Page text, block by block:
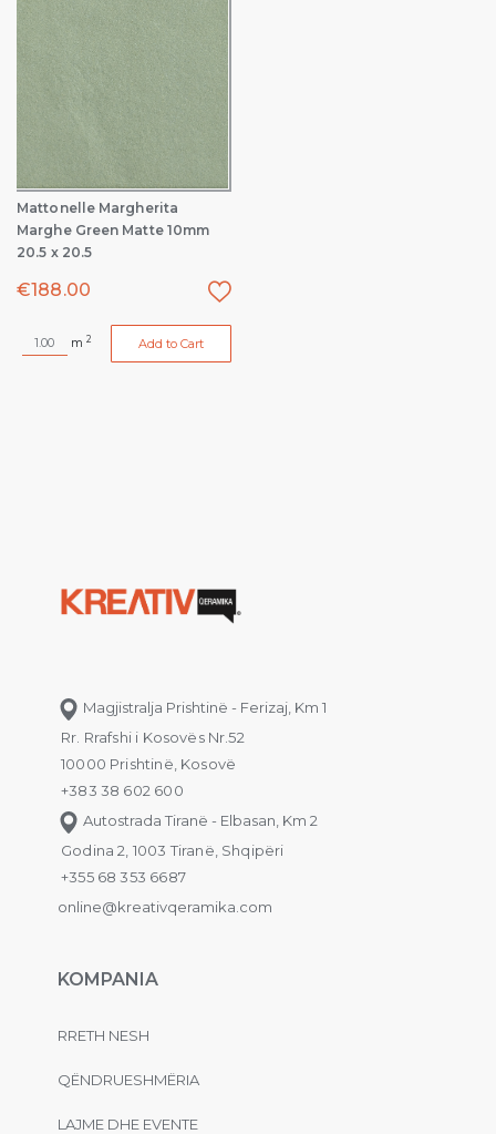
Mattonelle Margherita
Marghe Green Matte 10mm
20.5 x 20.5
€188.00
m 2 Add to Cart
Magjistralja Prishtinë - Ferizaj, Km 1
Rr. Rrafshi i Kosovës Nr.52
10000 Prishtinë, Kosovë
+383 38 602 600
Autostrada Tiranë - Elbasan, Km 2
Godina 2, 1003 Tiranë, Shqipëri
+355 68 353 6687
online@kreativqeramika.com
KOMPANIA
RRETH NESH
QËNDRUESHMËRIA
LAJME DHE EVENTE